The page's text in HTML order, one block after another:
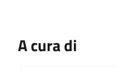
A cura di